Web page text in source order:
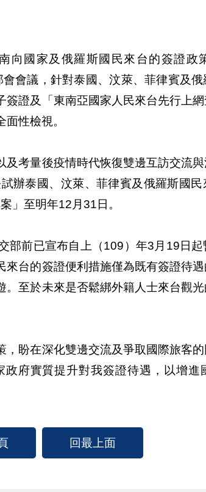
結]" [連
向國家及俄羅斯國民來台的簽證政
會議，針對泰國、汶萊、菲律賓及
證及「東南亞國家人民來台先行上
性檢視。
考量後疫情時代恢復雙邊互訪交流
辦泰國、汶萊、菲律賓及俄羅斯國
」至明年12月31日。
部前已宣布自上（109）年3月19日
台的簽證便利措施僅為既有簽證待遇
至於未來是否鬆綁外籍人士來台觀
盼在深化雙邊交流及爭取國際旅客
府實質提升對我簽證待遇，以增進
回最上面